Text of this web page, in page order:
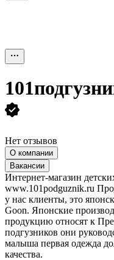
Нет отзывов
О компании
Вакансии
Интернет-магазин
www.101podguznik.ru
у нас клиенты, это
Goon. Японские
продукцию относят к
подгузников они
малыша первая одежда
качества.